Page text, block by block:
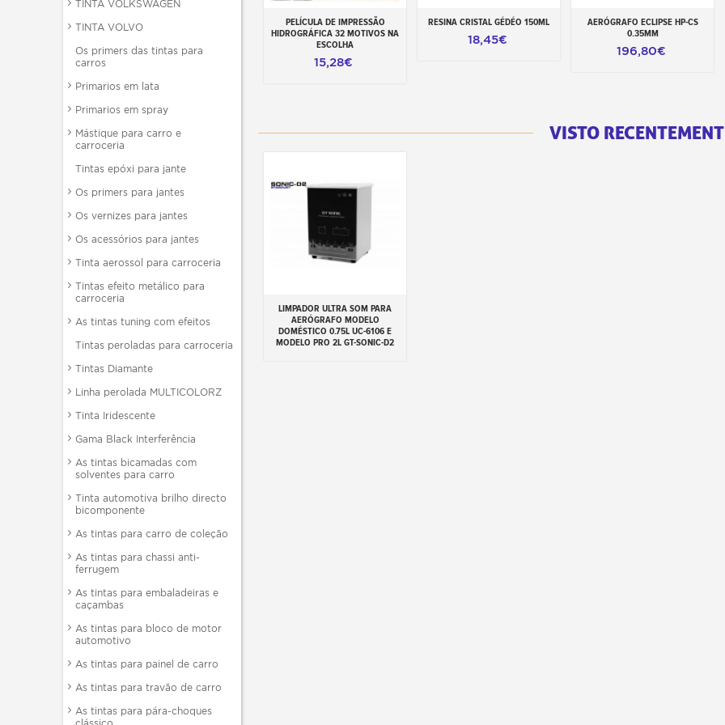
TINTA VOLKSWAGEN
TINTA VOLVO
Os primers das tintas para
carros
Primarios em lata
Primarios em spray
Mástique para carro e
carroceria
Tintas epóxi para jante
Os primers para jantes
Os vernizes para jantes
Os acessórios para jantes
Tinta aerossol para carroceria
Tintas efeito metálico para
carroceria
As tintas tuning com efeitos
Tintas peroladas para carroceria
Tintas Diamante
Linha perolada MULTICOLORZ
Tinta Iridescente
Gama Black Interferência
As tintas bicamadas com
solventes para carro
Tinta automotiva brilho directo
bicomponente
As tintas para carro de coleção
As tintas para chassi anti-
ferrugem
As tintas para embaladeiras e
caçambas
As tintas para bloco de motor
automotivo
As tintas para painel de carro
As tintas para travão de carro
As tintas para pára-choques
Adicionar ao carrinho
PELÍCULA DE IMPRESSÃO
HIDROGRÁFICA 32 MOTIVOS NA
ESCOLHA
15,28€
Adicionar ao carrinho
RESINA CRISTAL GÉDÉO 150ML
18,45€
Adicionar ao carrinho
AERÓGRAFO ECLIPSE HP-CS
0.35MM
196,80€
VISTO
Adicionar ao carrinho
LIMPADOR ULTRA SOM PARA
AERÓGRAFO MODELO
DOMÉSTICO 0.75L UC-6106 E
MODELO PRO 2L GT-SONIC-D2